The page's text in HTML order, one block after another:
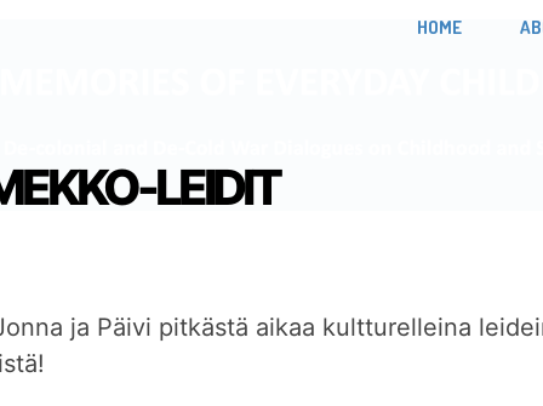
HOME
LEIDIT
ja Päivi pitkästä aikaa kultturelleina